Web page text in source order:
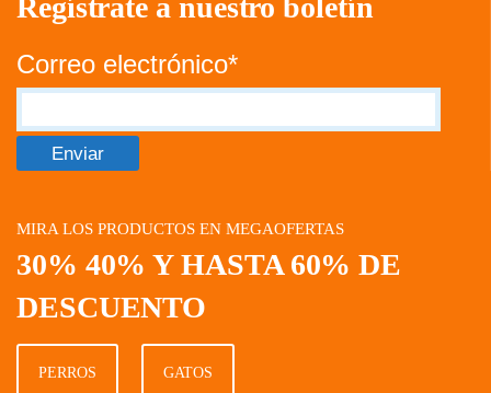
Regístrate a nuestro boletín
Correo electrónico*
MIRA LOS PRODUCTOS EN MEGAOFERTAS
30% 40% Y HASTA 60% DE
DESCUENTO
PERROS GATOS